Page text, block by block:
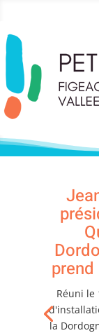
Réuni le
la